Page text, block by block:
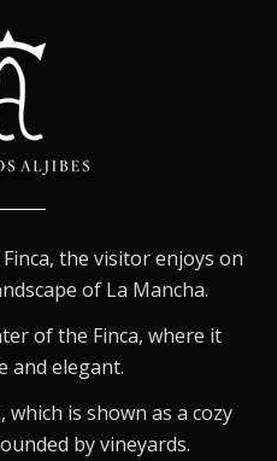
the visitor enjoys on
of La Mancha.
of the Finca, where it
and elegant.
which is shown as a cozy
by vineyards.